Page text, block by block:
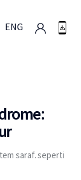
ENG
saraf. seperti